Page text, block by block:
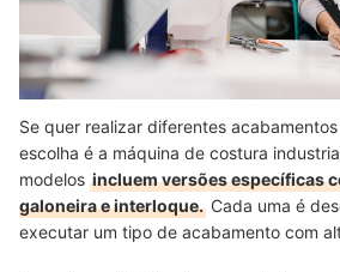
Se quer realizar diferentes
escolha é a máquina de costura
modelos incluem versões específicas
galoneira e interloque. Cada uma é
executar um tipo de acabamento com